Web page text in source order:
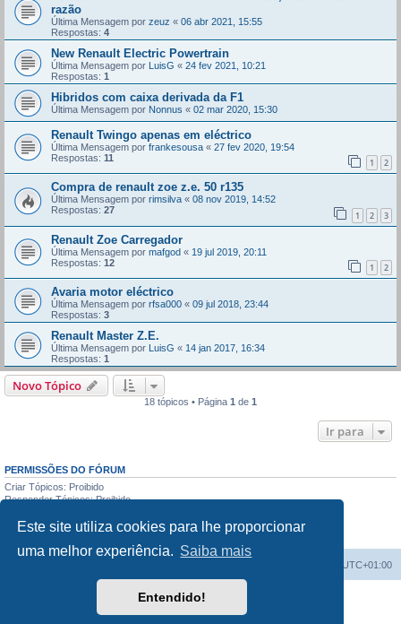
Este site utiliza cookies para lhe proporcionar
uma melhor experiência. Saiba mais
Entendido!
razão
Última Mensagem por zeuz « 06 abr 2021, 15:55
Respostas: 4
New Renault Electric Powertrain
Última Mensagem por LuisG « 24 fev 2021, 10:21
Respostas: 1
Hibridos com caixa derivada da F1
Última Mensagem por Nonnus « 02 mar 2020, 15:30
Renault Twingo apenas em eléctrico
Última Mensagem por frankesousa « 27 fev 2020, 19:54
Respostas: 11 1 2
Compra de renault zoe z.e. 50 r135
Última Mensagem por rimsilva « 08 nov 2019, 14:52
Respostas: 27 1 2 3
Renault Zoe Carregador
Última Mensagem por mafgod « 19 jul 2019, 20:11
Respostas: 12 1 2
Avaria motor eléctrico
Última Mensagem por rfsa000 « 09 jul 2018, 23:44
Respostas: 3
Renault Master Z.E.
Última Mensagem por LuisG « 14 jan 2017, 16:34
Respostas: 1
Novo Tópico
18 tópicos • Página 1 de 1
Ir para
PERMISSÕES DO FÓRUM
Criar Tópicos: Proibido
Responder Tópicos: Proibido
Apagar Mensagens: Proibido
UTC+01:00
Desenvolvido porphpBB® Forum Software © phpBB Limited
phpBB Portugal